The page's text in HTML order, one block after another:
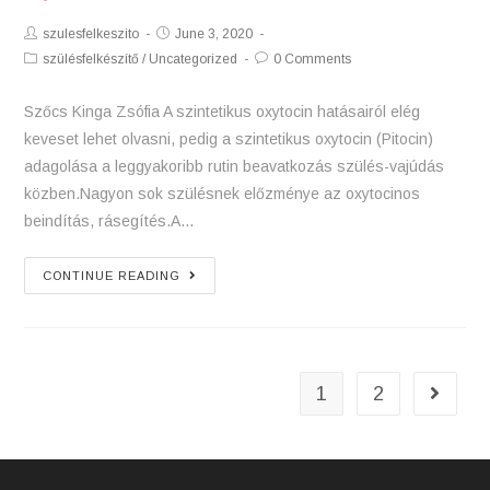
Post
Author:
szulesfelkeszito
PostJune 3, 2020
Postszülésfelkészítő / Uncategorized
Post0 Comments
Szőcs Kinga Zsófia A szintetikus oxytocin hatásairól elég
keveset lehet olvasni, pedig a szintetikus oxytocin (Pitocin)
adagolása a leggyakoribb rutin beavatkozás szülés-vajúdás
közben.Nagyon sok szülésnek előzménye az oxytocinos
beindítás, rásegítés.A…
CONTINUE READING
Dr.
oxytocin,
1 2 Go to